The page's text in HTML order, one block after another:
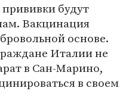
будут
Вакцинация
основе.
Италии не
в Сан-Марино,
в своем